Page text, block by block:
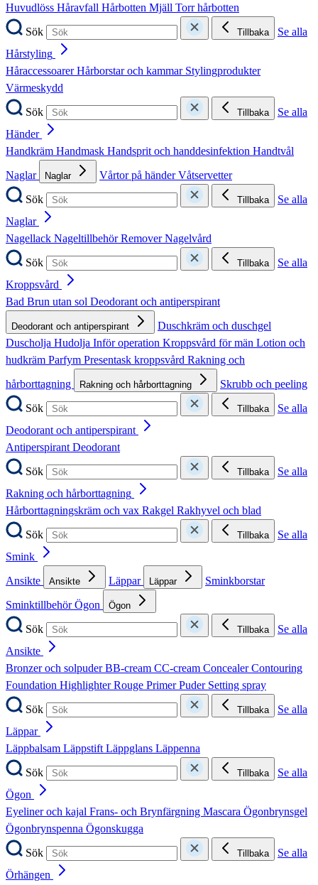
Huvudlöss Håravfall Hårbotten Mjäll Torr hårbotten
Sök
Tillbaka
Se alla
Hårstyling
HåraccessoarerHårborstar och kammar Stylingprodukter
Värmeskydd
Sök
Tillbaka
Se alla
Händer
Handkräm Handmask Handsprit och handdesinfektion Handtvål
Naglar
Naglar Vårtor på händerVåtservetter
Sök
Tillbaka
Se alla
Naglar
Nagellack NageltillbehörRemoverNagelvård
Sök
Tillbaka
Se alla
Kroppsvård
Bad Brun utan sol Deodorant och antiperspirant
Deodorant och antiperspirant
Duschkräm och duschgel
Duscholja Hudolja Inför operation Kroppsvård för män Lotion och
hudkräm Parfym Presentask kroppsvård Rakning och
hårborttagning
Rakning och hårborttagning
Skrubb och peeling
Sök
Tillbaka
Se alla
Deodorant och antiperspirant
AntiperspirantDeodorant
Sök
Tillbaka
Se alla
Rakning och hårborttagning
Hårborttagningskräm och vax Rakgel Rakhyvel och blad
Sök
Tillbaka
Se alla
Smink
Ansikte
Ansikte Läppar Läppar
Sminkborstar
SminktillbehörÖgon Ögon
Sök Tillbaka
Se alla
Ansikte
Bronzer och solpuderBB-cream CC-cream ConcealerContouring
Foundation HighlighterRouge PrimerPuder Setting spray
Sök
Tillbaka
Se alla
Läppar
Läppbalsam LäppstiftLäppglans Läppenna
Sök
Tillbaka
Se alla
Ögon
Eyeliner och kajal Frans- och Brynfärgning Mascara Ögonbrynsgel
Ögonbrynspenna Ögonskugga
Sök
Tillbaka
Se alla
Örhängen